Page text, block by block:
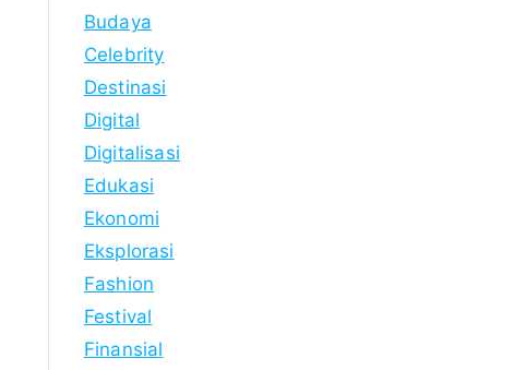
Budaya
Celebrity
Destinasi
Digital
Digitalisasi
Edukasi
Ekonomi
Eksplorasi
Fashion
Festival
Finansial